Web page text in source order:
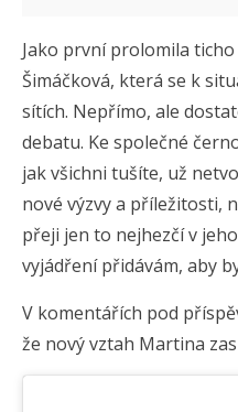
Jako první prolomila
Šimáčková, která se k
sítích. Nepřímo, ale
debatu. Ke společné
jak všichni tušíte, už
nové výzvy a příležitosti,
přeji jen to nejhezčí v
vyjádření přidávám, aby
V komentářích pod
že nový vztah Martina